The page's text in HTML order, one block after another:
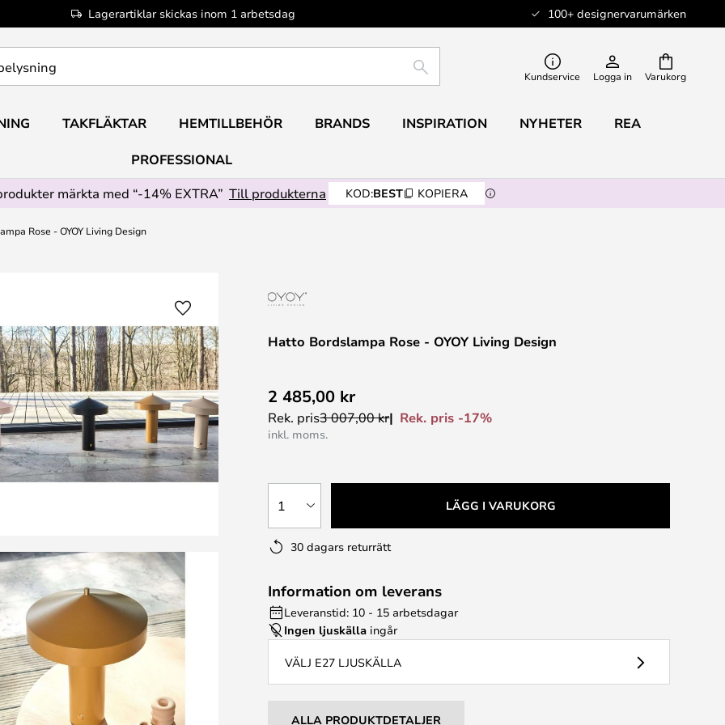
Lagerartiklar skickas inom 1 arbetsdag 100+ designervarumärken
Varukorg
SÖK Kundservice Logga in
TAKFLÄKTAR HEMTILLBEHÖR BRANDS INSPIRATION NYHETER REA
PROFESSIONAL
märkta med “-14% EXTRA” Till produkterna KOD:BEST KOPIERA
Rose - OYOY Living Design
Hatto Bordslampa Rose - OYOY Living Design
2 485,00 kr
Rek. pris3 007,00 kr Rek. pris -17%
inkl. moms.
1 LÄGG I VARUKORG
30 dagars returrätt
Information om leverans
Leveranstid: 10 - 15 arbetsdagar
Ingen ljuskälla ingår
VÄLJ E27 LJUSKÄLLA
ALLA PRODUKTDETALJER